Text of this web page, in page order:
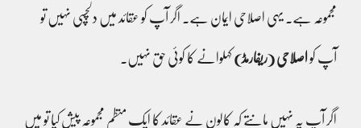
مجموعہ ہے۔ یہی اصلاحی ایمان ہے۔ اگر آپ کو عقائد میں دلچسپی نہیں تو
آپ کواصلاحی (ریفارمڈ) کہلوانے کا کوئی حق نہیں۔
اگر آپ یہ نہیں مانتے کہ کالون نے عقائد کا ایک منظم مجموعہ پیش کیا تو میں